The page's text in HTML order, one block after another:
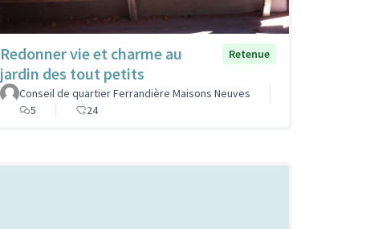
Redonner vie et charme au
jardin des tout petits
Retenue
Conseil de quartier Ferrandière Maisons Neuves
5
24